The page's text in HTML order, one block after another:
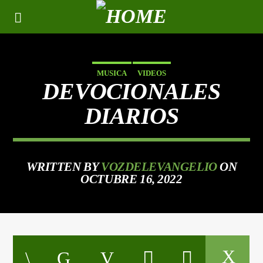
MUSICA VIDEOS
DEVOCIONALES
DIARIOS
WRITTEN BYVOZDELEVANGELIOON
OCTUBRE 16, 2022